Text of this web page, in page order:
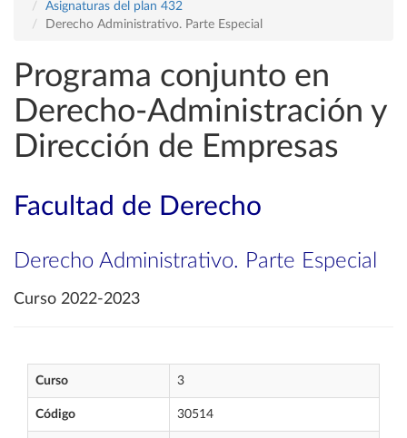
Asignaturas del plan 432
Derecho Administrativo. Parte Especial
Programa conjunto en
Derecho-Administración y
Dirección de Empresas
Facultad de Derecho
Derecho Administrativo. Parte Especial
Curso 2022-2023
Curso 3
Código 30514